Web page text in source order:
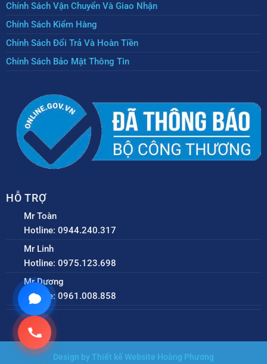
Chính Sách Vận Chuyển Và Giao Nhận
Chính Sách Kiểm Hàng
Chính Sách Đổi Trả Và Hoàn Tiền
Chính Sách Bảo Mật Thông Tin
HỖ TRỢ
Mr Toàn
Hotline: 0944.240.317
Mr Linh
Hotline: 0975.123.698
Mr Dương
Hotline: 0961.008.858
Design by Thiết kế Website Hoàng Phương